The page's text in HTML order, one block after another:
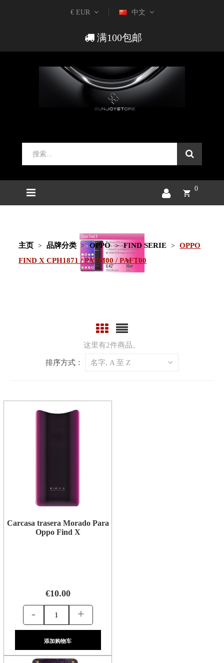
€ EUR 中文
满100包邮
0
主页 品牌分类 OPPO FIND SERIE
OPPO
FIND X CPH1871 / PAFM00 / PAFT00
这里有2件商品。
排序方式： 名字, A 至 Z
Carcasa trasera Morado Para
Oppo Find X
€10.00
- +
添加购物车